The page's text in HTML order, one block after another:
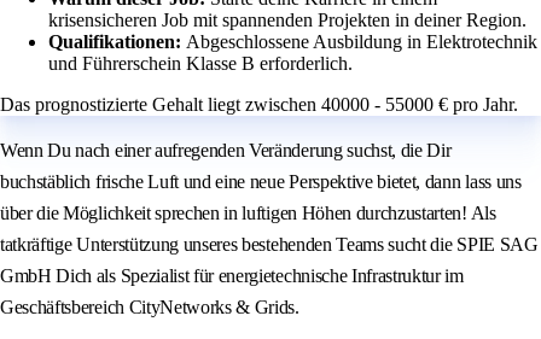
krisensicheren Job mit spannenden Projekten in deiner Region.
Qualifikationen: Abgeschlossene Ausbildung in Elektrotechnik
und Führerschein Klasse B erforderlich.
Das prognostizierte Gehalt liegt zwischen 40000 - 55000 € pro Jahr.
Wenn Du nach einer aufregenden Veränderung suchst, die Dir
buchstäblich frische Luft und eine neue Perspektive bietet, dann lass uns
über die Möglichkeit sprechen in luftigen Höhen durchzustarten! Als
tatkräftige Unterstützung unseres bestehenden Teams sucht die SPIE SAG
GmbH Dich als Spezialist für energietechnische Infrastruktur im
Geschäftsbereich CityNetworks & Grids.